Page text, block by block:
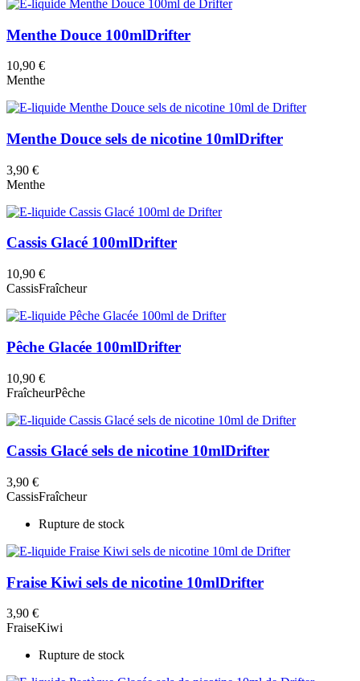
Menthe Douce 100mlDrifter
10,90 €
Menthe
Menthe Douce sels de nicotine 10mlDrifter
3,90 €
Menthe
Cassis Glacé 100mlDrifter
10,90 €
CassisFraîcheur
Pêche Glacée 100mlDrifter
10,90 €
FraîcheurPêche
Cassis Glacé sels de nicotine 10mlDrifter
3,90 €
CassisFraîcheur
Rupture de stock
Fraise Kiwi sels de nicotine 10mlDrifter
3,90 €
FraiseKiwi
Rupture de stock